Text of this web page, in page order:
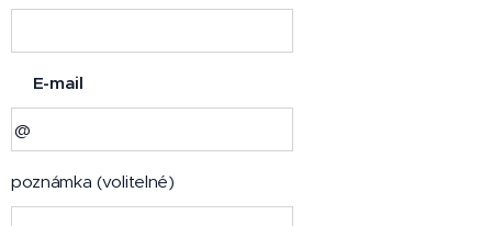
📩E-mail
poznámka (volitelné)